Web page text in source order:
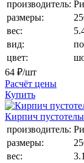
производитель:
размеры:
вес:
вид:
цвет:
64 ₽/шт
Расчёт цены
Купить
Кирпич
производитель:
размеры:
вес: